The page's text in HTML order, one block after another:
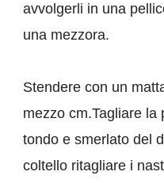
avvolgerli in una
una mezzora.
Stendere con un
mezzo cm.Tagliare la
tondo e smerlato del
coltello ritagliare i